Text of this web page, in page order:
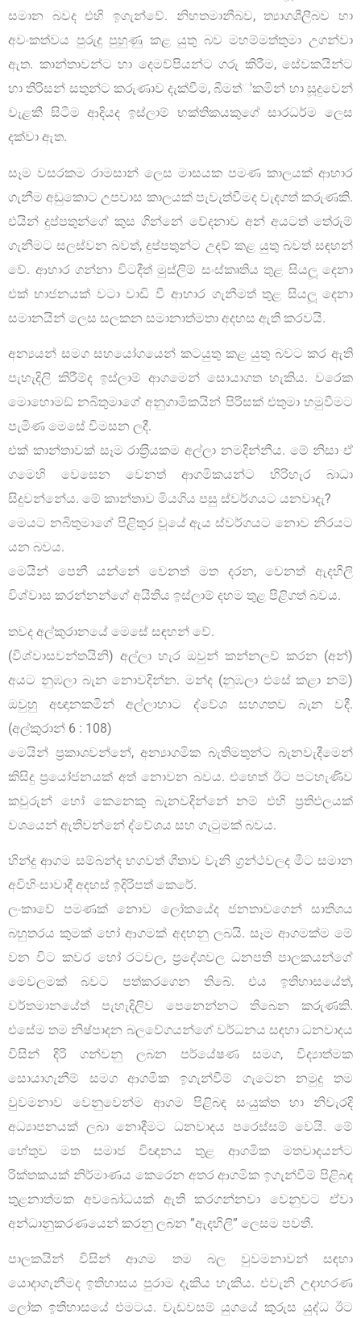
සමාන බවද එහි ඉගැන්වේ. නිහතමානීබව, ත්‍යාගශීලීබව හා
අවංකත්වය පුරුදු පුහුණු කළ යුතු බව මහම්මත්තුමා උගන්වා
ඇත. කාන්තාවන්ට හා දෙමව්පියන්ට ගරු කිරීම, සේවකයින්ට
හා තිරිසන් සතුන්ට කරුණාව දැක්වීම, බීමත්්කමින් හා සූදුවෙන්
වැළකී සිටීම ආදියද ඉස්ලාම් භක්තිකයකුගේ සාරධර්ම ලෙස
දක්වා ඇත.
සෑම වසරකම රාමසාන් ලෙස මාසයක පමණ කාලයක් ආහාර
ගැනීම අඩුකොට උපවාස කාලයක් පැවැත්වීමද වැදගත් කරුණකි.
එයින් දුප්පතුන්ගේ කුස ගින්නේ වේදනාව අන් අයටත් තේරුම්
ගැනීමට සලස්වන බවත්, දුප්පතුන්ට උදව් කළ යුතු බවත් සඳහන්
වේ. ආහාර ගන්නා විටදීත් මුස්ලිම් සංස්කෘතිය තුළ සියලූ දෙනා
එක් භාජනයක් වටා වාඩි වී ආහාර ගැනීමත් තුළ සියලූ දෙනා
සමානයින් ලෙස සලකන සමානාත්මතා අදහස ඇති කරවයි.
අන්‍යයන් සමග සහයෝගයෙන් කටයුතු කළ යුතු බවට කර ඇති
පැහැදිලි කිරීම්ද ඉස්ලාම් ආගමෙන් සොයාගත හැකිය. වරෙක
මොහොමඞ් නබිතුමාගේ අනුගාමිකයින් පිරිසක් එතුමා හමුවීමට
පැමිණ මෙසේ විමසන ලදී.
එක් කාන්තාවක් සෑම රාත‍්‍රියකම අල්ලා නමදින්නීය. මේ නිසා ඒ
ගමෙහි වෙසෙන වෙනත් ආගමිකයන්ට හිරිහැර බාධා
සිදුවන්නේය. මේ කාන්තාව මියගිය පසු ස්වර්ගයට යනවාදැ?
මෙයට නබිතුමාගේ පිළිතුර වූයේ ඇය ස්වර්ගයට නොව නිරයට
යන බවය.
මෙයින් පෙනී යන්නේ වෙනත් මත දරන, වෙනත් ඇදහිලි
විශ්වාස කරන්නන්ගේ අයිතිය ඉස්ලාම් දහම තුළ පිළිගත් බවය.
තවද අල්කුරානයේ මෙසේ සඳහන් වේ.
(විශ්වාසවන්තයිනි) අල්ලා හැර ඔවුන් කන්නලව් කරන (අන්)
අයට නුඹලා බැන නොවදින්න. මන්ද (නුඹලා එසේ කළා නම්)
ඔවුහු අඥානකමින් අල්ලාහාට ද්වේශ සහගතව බැන වදී.
(අල්කුරාන් 6 : 108)
මෙයින් ප‍්‍රකාශවන්නේ, අන්‍යාගමික බැතිමතුන්ට බැනවැදීමෙන්
කිසිදු ප‍්‍රයෝජනයක් අත් නොවන බවය. එහෙත් ඊට පටහැණිව
කවුරුන් හෝ කෙනෙකු බැනවදින්නේ නම් එහි ප‍්‍රතිඵලයක්
වශයෙන් ඇතිවන්නේ ද්වේශය සහ ගැටුමක් බවය.
හින්දු ආගම සම්බන්ද භගවත් ගීතාව වැනි ග‍්‍රන්ථවලද මීට සමාන
අවිහිංසාවාදී අදහස් ඉදිරිපත් කෙරේ.
ලංකාවේ පමණක් නොව ලෝකයේද ජනතාවගෙන් සාතිශය
බහුතරය කුමක් හෝ ආගමක් අදහනු ලබයි. සෑම ආගමක්ම මේ
වන විට කවර හෝ රටවල, ප‍්‍රදේශවල ධනපති පාලකයන්ගේ
මෙවලමක් බවට පත්කරගෙන තිබේ. එය ඉතිහාසයේත්,
වර්තමානයේත් පැහැදිලිව පෙනෙන්නට තිබෙන කරුණකි.
එසේම තම නිෂ්පාදන බලවේගයන්ගේ වර්ධනය සඳහා ධනවාදය
විසින් දිරි ගන්වනු ලබන පර්යේෂණ සමග, විද්‍යාත්මක
සොයාගැනීම් සමග ආගමික ඉගැන්වීම් ගැටෙන නමුදු තම
වුවමනාව වෙනුවෙන්ම ආගම පිළිබඳ සංයුක්ත හා නිවැරදි
අධ්‍යාපනයක් ලබා නොදීමට ධනවාදය පරෙස්සම් වෙයි. මේ
හේතුව මත සමාජ විඥානය තුළ ආගමික මතවාදයන්ට
රික්තකයක් නිර්මාණය කෙරෙන අතර ආගමික ඉගැන්වීම් පිළිබඳ
තුළනාත්මක අවබෝධයක් ඇති කරගන්නවා වෙනුවට ඒවා
අන්ධානුකරණයෙන් කරනු ලබන ”ඇදහිලි” ලෙසම පවතී.
පාලකයින් විසින් ආගම තම බල වුවමනාවන් සඳහා
යොදාගැනීමද ඉතිහාසය පුරාම දැකිය හැකිය. එවැනි උදාහරණ
ලෝක ඉතිහාසයේ එමටය. වැඩවසම් යුගයේ කුරුස යුද්ධ ඊට